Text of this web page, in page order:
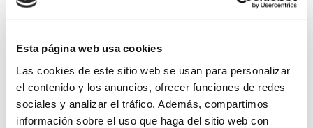
Esta página web usa cookies
Las cookies de este sitio web se usan para personalizar
el contenido y los anuncios, ofrecer funciones de redes
sociales y analizar el tráfico. Además, compartimos
información sobre el uso que haga del sitio web con